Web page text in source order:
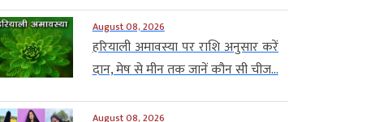
August 08, 2026
हरियाली अमावस्या पर राशि अनुसार करें
दान, मेष से मीन तक जानें कौन सी चीज...
August 08, 2026